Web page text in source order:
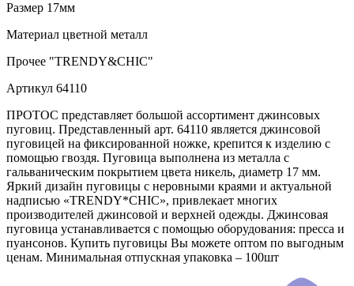
Размер 17мм
Материал цветной металл
Прочее "TRENDY&CHIC"
Артикул 64110
ПРОТОС представляет большой ассортимент джинсовых
пуговиц. Представленный арт. 64110 является джинсовой
пуговицей на фиксированной ножке, крепится к изделию с
помощью гвоздя. Пуговица выполнена из металла с
гальваническим покрытием цвета никель, диаметр 17 мм.
Яркий дизайн пуговицы с неровными краями и актуальной
надписью «TRENDY*CHIC», привлекает многих
производителей джинсовой и верхней одежды. Джинсовая
пуговица устанавливается с помощью оборудования: пресса и
пуансонов. Купить пуговицы Вы можете оптом по выгодным
ценам. Минимальная отпускная упаковка – 100шт